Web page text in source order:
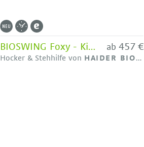
BIOSWING Foxy - Kindergartenhocker von HAIDER BIOSWING
Hocker & Stehhilfe von HAIDER BIOSWING
ab457 €